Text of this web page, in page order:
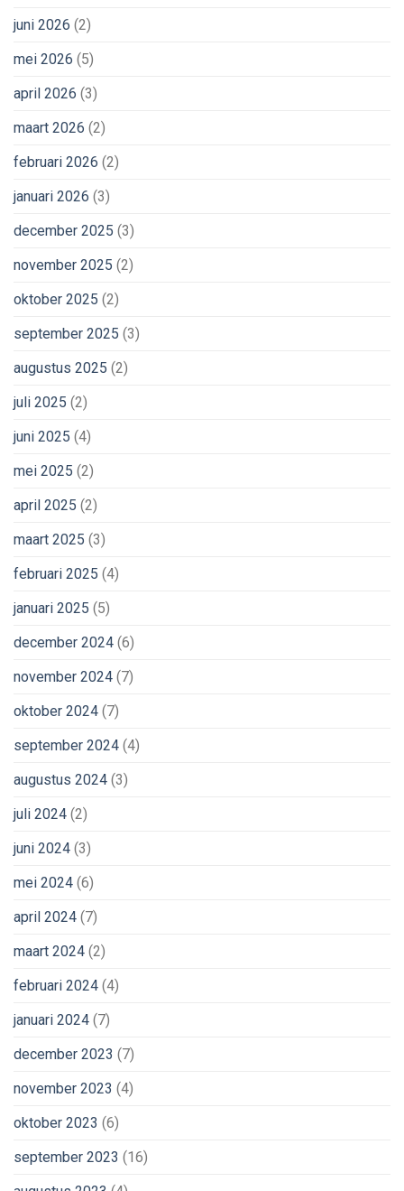
juni 2026 (2)
mei 2026 (5)
april 2026 (3)
maart 2026 (2)
februari 2026 (2)
januari 2026 (3)
december 2025 (3)
november 2025 (2)
oktober 2025 (2)
september 2025 (3)
augustus 2025 (2)
juli 2025 (2)
juni 2025 (4)
mei 2025 (2)
april 2025 (2)
maart 2025 (3)
februari 2025 (4)
januari 2025 (5)
december 2024 (6)
november 2024 (7)
oktober 2024 (7)
september 2024 (4)
augustus 2024 (3)
juli 2024 (2)
juni 2024 (3)
mei 2024 (6)
april 2024 (7)
maart 2024 (2)
februari 2024 (4)
januari 2024 (7)
december 2023 (7)
november 2023 (4)
oktober 2023 (6)
september 2023 (16)